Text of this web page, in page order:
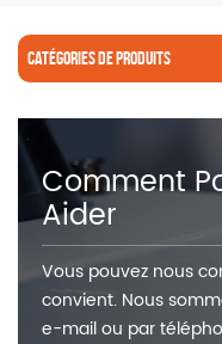
CATÉGORIES DE PRODUITS
Comment
Aider
Vous pouvez nous
convient. Nous
e-mail ou par